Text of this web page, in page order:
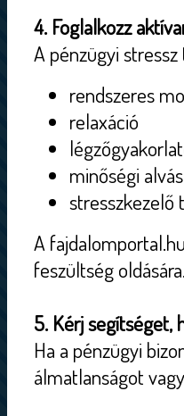
4. Foglalkozz
A pénzügyi
rendszeres
relaxáció
minőségi alvás
stresszkezelő
A
feszültség oldására.
5. Kérj segítséget,
Ha a pénzügyi
álmatlanságot